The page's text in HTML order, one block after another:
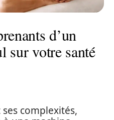
d’un
sur votre santé
complexités,